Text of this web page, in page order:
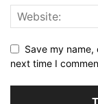
Save my
next time I